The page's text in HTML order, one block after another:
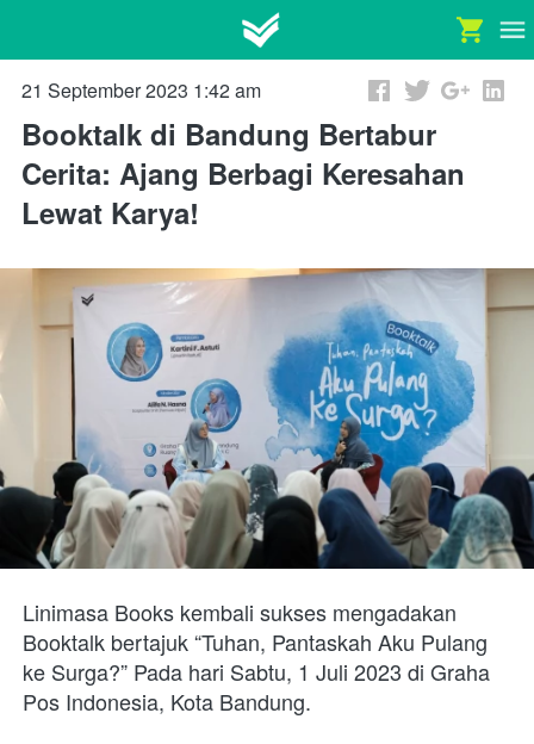
21 September 2023 1:42 am
Booktalk di Bandung Bertabur
Cerita: Ajang Berbagi Keresahan
Lewat Karya!
Linimasa Books kembali sukses mengadakan
Booktalk bertajuk “Tuhan, Pantaskah Aku Pulang
ke Surga?” Pada hari Sabtu, 1 Juli 2023 di Graha
Pos Indonesia, Kota Bandung.